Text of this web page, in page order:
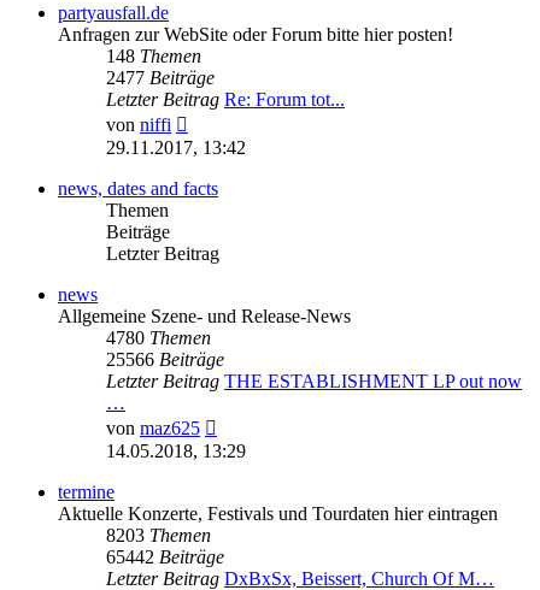
partyausfall.de
Anfragen zur WebSite oder Forum bitte hier posten!
148 Themen
2477 Beiträge
Letzter Beitrag Re: Forum tot...
von niffi
Beitrag
29.11.2017, 13:42
news, dates and facts
Themen
Beiträge
Letzter Beitrag
news
Allgemeine Szene- und Release-News
4780 Themen
25566 Beiträge
Letzter Beitrag THE ESTABLISHMENT LP out now
…
von maz625
Beitrag
14.05.2018, 13:29
termine
Aktuelle Konzerte, Festivals und Tourdaten hier eintragen
8203 Themen
65442 Beiträge
Letzter Beitrag DxBxSx, Beissert, Church Of M…